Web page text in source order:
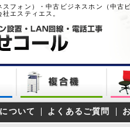
スフォン）・中古ビジネスホン（中古
エスティエス。
ついて よくあるご質問